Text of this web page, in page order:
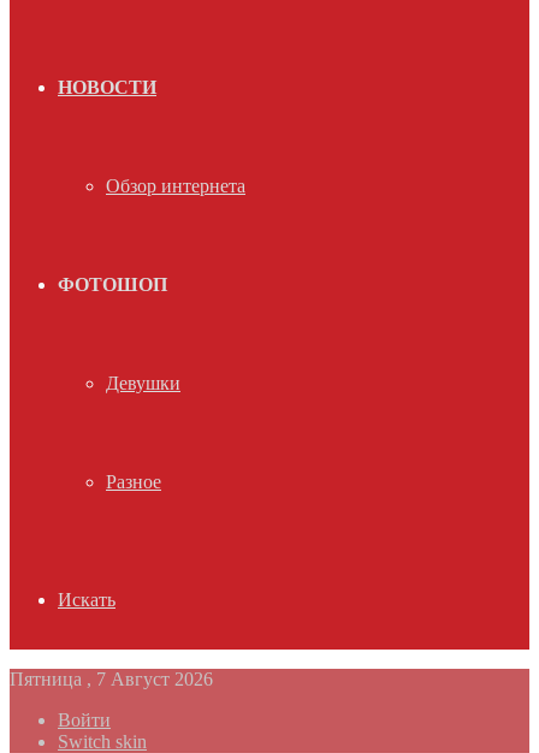
НОВОСТИ
Обзор интернета
ФОТОШОП
Девушки
Разное
Искать
Пятница , 7 Август 2026
Войти
Switch skin